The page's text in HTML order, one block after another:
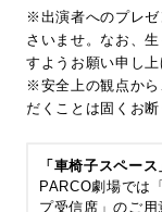
※出演者へのプレ
さいませ。なお、
すようお願い申し上
※安全上の観点から
だくことは固くお
「車椅子スペー
PARCO劇場では
プ受信席」のご